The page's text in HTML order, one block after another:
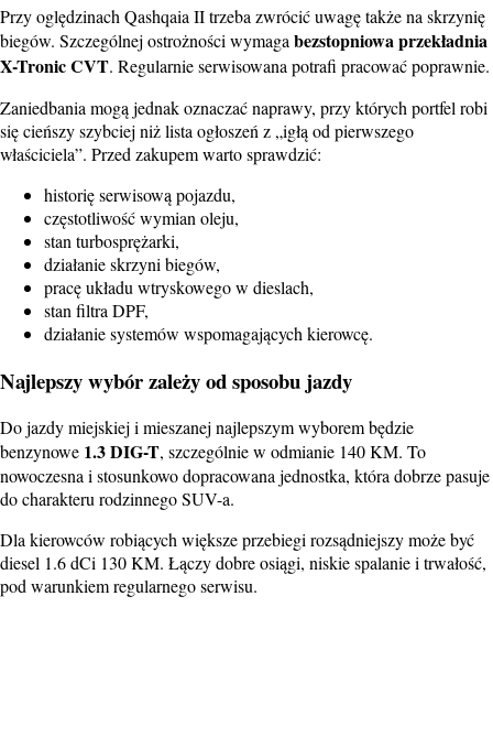
Przy oględzinach Qashqaia II trzeba zwrócić uwagę także na skrzynię
biegów. Szczególnej ostrożności wymaga bezstopniowa przekładnia
X-Tronic CVT. Regularnie serwisowana potrafi pracować poprawnie.
Zaniedbania mogą jednak oznaczać naprawy, przy których portfel robi
się cieńszy szybciej niż lista ogłoszeń z „igłą od pierwszego
właściciela”. Przed zakupem warto sprawdzić:
historię serwisową pojazdu,
częstotliwość wymian oleju,
stan turbosprężarki,
działanie skrzyni biegów,
pracę układu wtryskowego w dieslach,
stan filtra DPF,
działanie systemów wspomagających kierowcę.
Najlepszy wybór zależy od sposobu jazdy
Do jazdy miejskiej i mieszanej najlepszym wyborem będzie
benzynowe 1.3 DIG-T, szczególnie w odmianie 140 KM. To
nowoczesna i stosunkowo dopracowana jednostka, która dobrze pasuje
do charakteru rodzinnego SUV-a.
Dla kierowców robiących większe przebiegi rozsądniejszy może być
diesel 1.6 dCi 130 KM. Łączy dobre osiągi, niskie spalanie i trwałość,
pod warunkiem regularnego serwisu.